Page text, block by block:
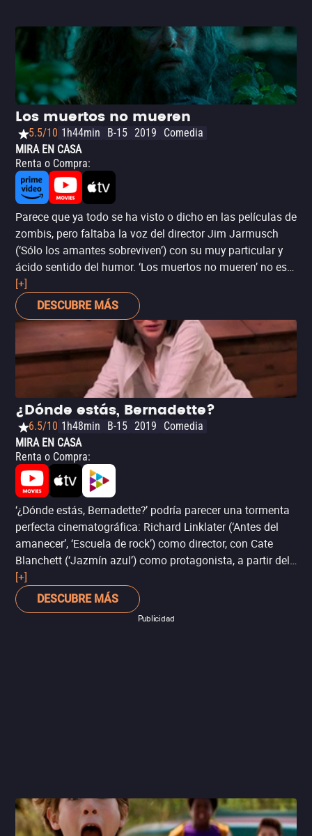
Los muertos no mueren
5.5/10 1h44min B-15 2019
Comedia
MIRA EN CASA
Renta o Compra:
Parece que ya todo se ha visto o dicho en las películas de
zombis, pero faltaba la voz del director Jim Jarmusch
(‘Sólo los amantes sobreviven’) con su muy particular y
ácido sentido del humor. ‘Los muertos no mueren’ no es
una comedia de horror en la misma línea que 'Tierra de
zombies' ('Zombieland'), por ejemplo, pues su humor
autorreferencial y su trama completamente absurda (en
apariencia) esconden una crítica a la actual condición de
nuestra sociedad: consumo, acumulación, adicción, y
todo un sinsentido humano en un planeta al borde del
colapso. Además, la película cumple con la promesa del
“elenco de zombis más grande jamás revivido”, pues
reúne a una alineación de lujo de viejos colaboradores de
Jarmusch: Bill Murray, Tilda Swinton, Adam Driver, Chloë
Sevigny, Steve Buscemi, Iggy Pop y Tom Waits, entre
otros.
[+]
DESCUBRE MÁS
¿Dónde estás, Bernadette?
6.5/10 1h48min B-15 2019
Comedia
MIRA EN CASA
Renta o Compra:
‘¿Dónde estás, Bernadette?’ podría parecer una tormenta
perfecta cinematográfica: Richard Linklater (‘Antes del
amanecer’, ‘Escuela de rock’) como director, con Cate
Blanchett (‘Jazmín azul’) como protagonista, a partir del
bestseller homónimo de comedia escrito por Maria
Semple. El resultado es un poco irregular, pero por un
lado, mantiene un poco de esa energía rebelde que
[+]
DESCUBRE MÁS
Publicidad